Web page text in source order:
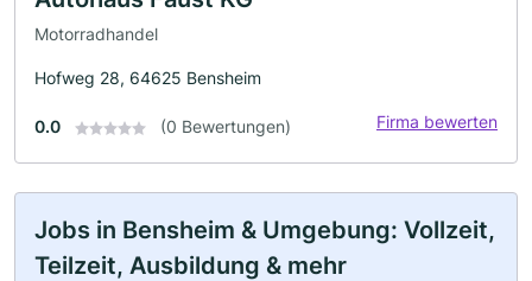
Motorradhandel
Hofweg 28, 64625 Bensheim
0.0 (0 Bewertungen) Firma bewerten
Jobs in Bensheim & Umgebung: Vollzeit,
Teilzeit, Ausbildung & mehr